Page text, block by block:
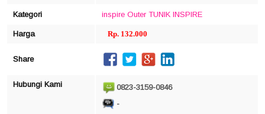
Kategori inspire Outer TUNIK INSPIRE
Harga Rp. 132.000
Share
Hubungi Kami
0823-3159-0846
-